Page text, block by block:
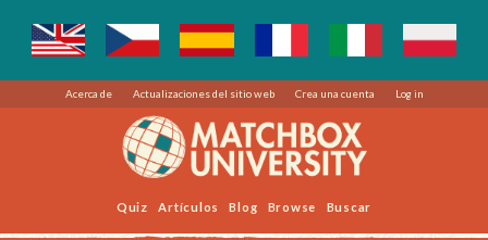
Acerca de Actualizaciones del sitio web Crea una cuenta Log in
Quiz Artículos Blog Browse Buscar